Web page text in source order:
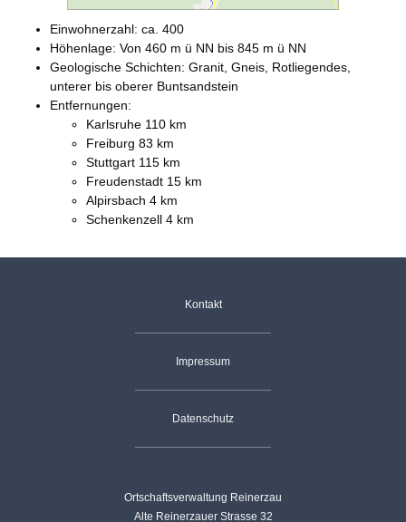
Einwohnerzahl: ca. 400
Höhenlage: Von 460 m ü NN bis 845 m ü NN
Geologische Schichten: Granit, Gneis, Rotliegendes,
unterer bis oberer Buntsandstein
Entfernungen:
Karlsruhe 110 km
Freiburg 83 km
Stuttgart 115 km
Freudenstadt 15 km
Alpirsbach 4 km
Schenkenzell 4 km
Ortschaftsverwaltung Reinerzau
Alte Reinerzauer Strasse 32
Kontakt
Impressum
Datenschutz